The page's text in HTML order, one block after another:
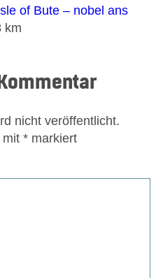
of Bute – nobel ans
km
nicht veröffentlicht.
mit * markiert